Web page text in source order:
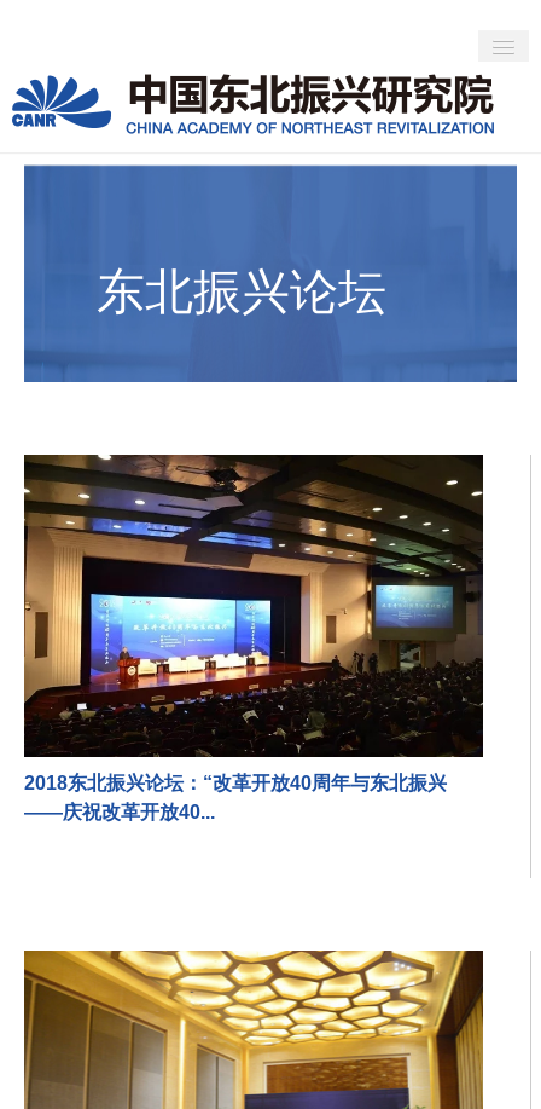
首页
社会活动
人才培养
首页 > 社会活动 > 东北振兴论坛
东北振兴论坛
2018东北振兴论坛：“改革开放40周年与东北振兴
——庆祝改革开放40...